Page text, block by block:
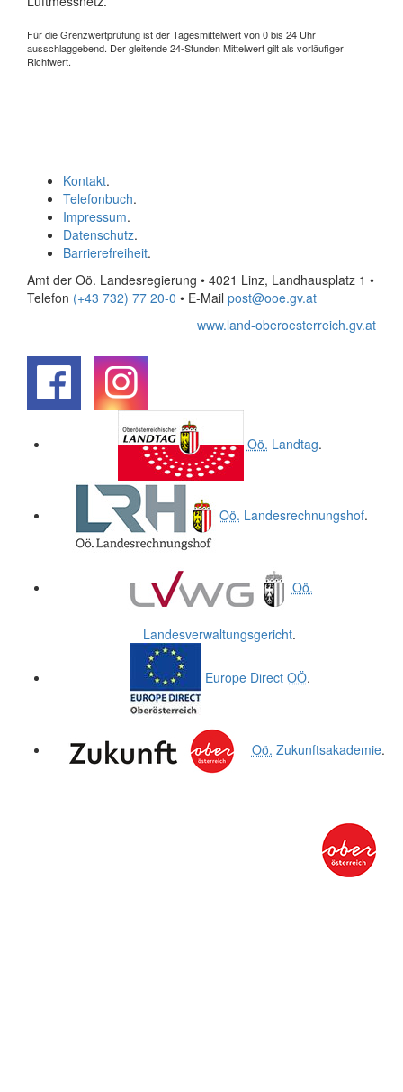
Für die Grenzwertprüfung ist der Tagesmittelwert von 0 bis 24 Uhr
ausschlaggebend. Der gleitende 24-Stunden Mittelwert gilt als vorläufiger
Richtwert.
Kontakt.
Telefonbuch.
Impressum.
Datenschutz.
Barrierefreiheit.
Amt der Oö. Landesregierung • 4021 Linz, Landhausplatz 1 •
Telefon (+43 732) 77 20-0 • E-Mail post@ooe.gv.at
www.land-oberoesterreich.gv.at
Oö. Landtag.
Oö. Landesrechnungshof.
Oö.
Landesverwaltungsgericht.
Europe Direct OÖ.
Oö. Zukunftsakademie.